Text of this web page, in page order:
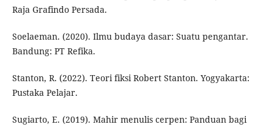
Raja Grafindo Persada.
Soelaeman. (2020). Ilmu budaya dasar: Suatu pengantar.
Bandung: PT Refika.
Stanton, R. (2022). Teori fiksi Robert Stanton. Yogyakarta:
Pustaka Pelajar.
Sugiarto, E. (2019). Mahir menulis cerpen: Panduan bagi